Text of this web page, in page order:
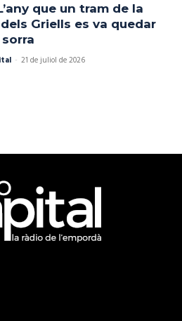
que un tram de la
Griells es va quedar
- 21 de juliol de 2026